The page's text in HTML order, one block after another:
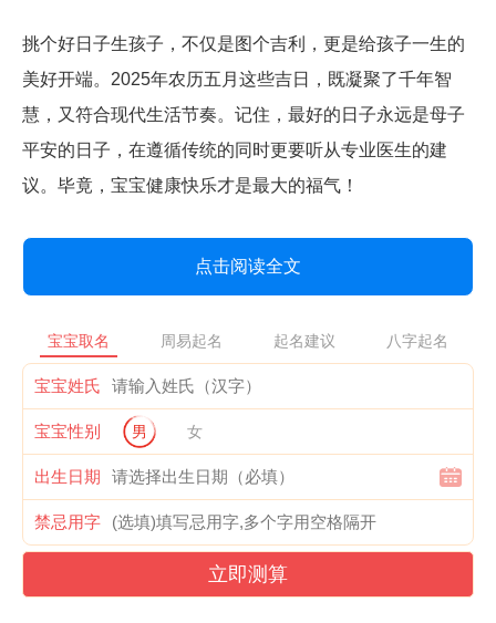
挑个好日子生孩子，不仅是图个吉利，更是给孩子一生的
美好开端。2025年农历五月这些吉日，既凝聚了千年智
慧，又符合现代生活节奏。记住，最好的日子永远是母子
平安的日子，在遵循传统的同时更要听从专业医生的建
议。毕竟，宝宝健康快乐才是最大的福气！
点击阅读全文
宝宝取名 周易起名 起名建议 八字起名
宝宝姓氏
宝宝性别 男 女
出生日期
禁忌用字
立即测算